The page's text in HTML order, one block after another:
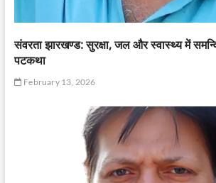
संवरता झारखण्ड: सुरक्षा, जल और स्वास्थ्य में
पटकथा
February 13, 2026